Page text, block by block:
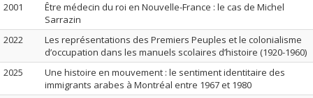
2001
Être médecin du roi en Nouvelle-France : le cas de Michel
Sarrazin
2022
Les représentations des Premiers Peuples et le colonialisme
d’occupation dans les manuels scolaires d’histoire (1920-1960)
2025
Une histoire en mouvement : le sentiment identitaire des
immigrants arabes à Montréal entre 1967 et 1980